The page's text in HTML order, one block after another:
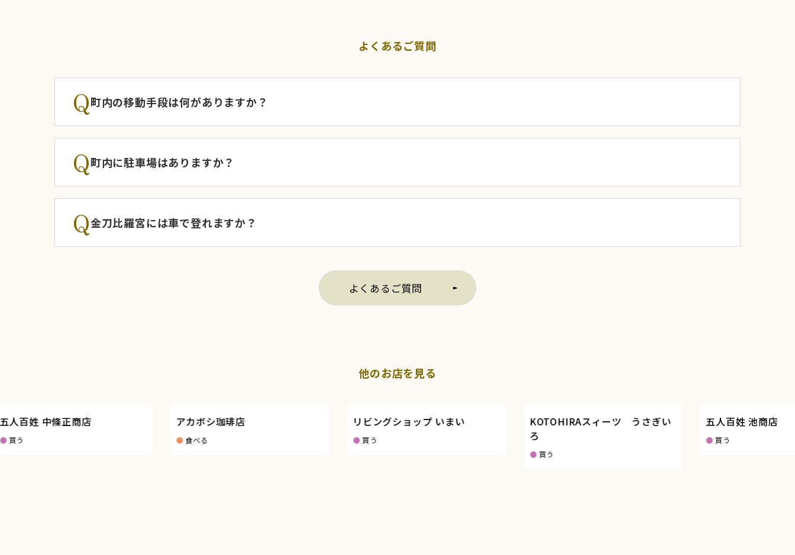
よくあるご質問
Q町内の移動手段は何がありますか？
Q町内に駐車場はありますか？
Q金刀比羅宮には車で登れますか？
よくあるご質問
他のお店を見る
姓 中條正商店 アカボシ珈琲店
食べる
リビングショップ いまい
買う
KOTOHIRAスィーツ うさぎい
買う
五人百姓 池商店
買う